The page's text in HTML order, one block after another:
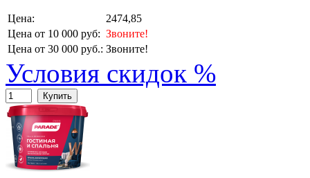
Цена:
2474,85
Цена от 10 000 руб: Звоните!
Цена от 30 000 руб.: Звоните!
Условия скидок %
Купить